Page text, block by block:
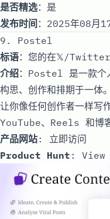
是否精选：是
发布时间 ：2025年08月
9. Postel
标语：您的在𝕏/Twitter
介绍：Postel 是一款个
构思、创作和排期于一体
让你像任何创作者一样写
YouTube、Reels 和博客
产品网站: 立即访问
Product Hunt :